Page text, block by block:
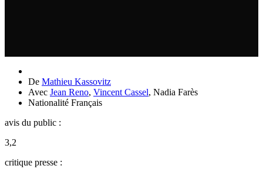
De Mathieu Kassovitz
Avec Jean Reno, Vincent Cassel, Nadia Farès
Nationalité Français
avis du public :
3,2
critique presse :